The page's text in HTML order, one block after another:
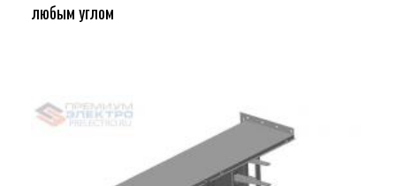
любым углом